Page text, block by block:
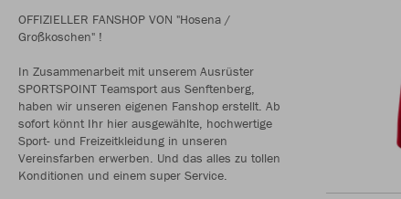
OFFIZIELLER FANSHOP VON "Hosena /
Großkoschen" !
In Zusammenarbeit mit unserem Ausrüster
SPORTSPOINT Teamsport aus Senftenberg,
haben wir unseren eigenen Fanshop erstellt. Ab
sofort könnt Ihr hier ausgewählte, hochwertige
Sport- und Freizeitkleidung in unseren
Vereinsfarben erwerben. Und das alles zu tollen
Konditionen und einem super Service.